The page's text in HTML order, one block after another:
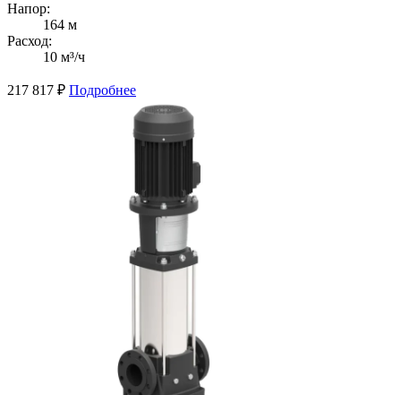
Напор:
164 м
Расход:
10 м³/ч
217 817 ₽ Подробнее